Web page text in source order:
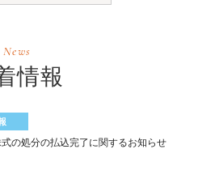
News
情報
の処分の払込完了に関するお知らせ